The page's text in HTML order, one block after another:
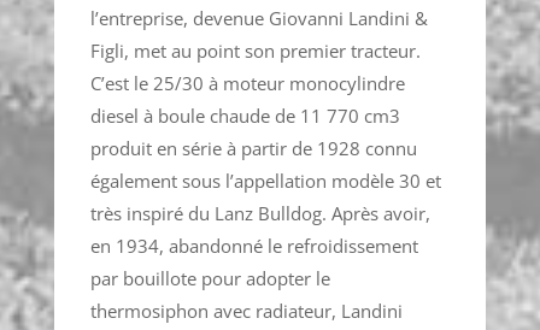
l’entreprise, devenue Giovanni Landini &
Figli, met au point son premier tracteur.
C’est le 25/30 à moteur monocylindre
diesel à boule chaude de 11 770 cm3
produit en série à partir de 1928 connu
également sous l’appellation modèle 30 et
très inspiré du Lanz Bulldog. Après avoir,
en 1934, abandonné le refroidissement
par bouillote pour adopter le
thermosiphon avec radiateur, Landini